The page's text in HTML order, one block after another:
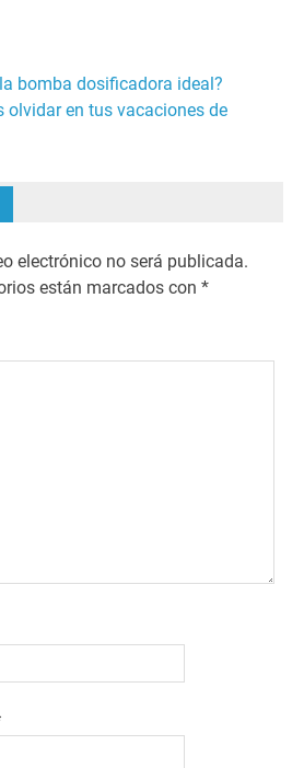
bomba dosificadora ideal?
olvidar en tus vacaciones de
electrónico no será publicada.
están marcados con*